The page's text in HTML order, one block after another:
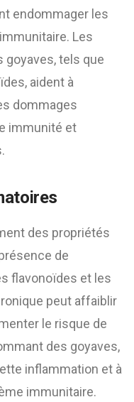
endommager les
Les
goyaves, tels que
aident à
dommages
immunité et
des propriétés
de
flavonoïdes et les
peut affaiblir
le risque de
des goyaves,
inflammation et à
immunitaire.